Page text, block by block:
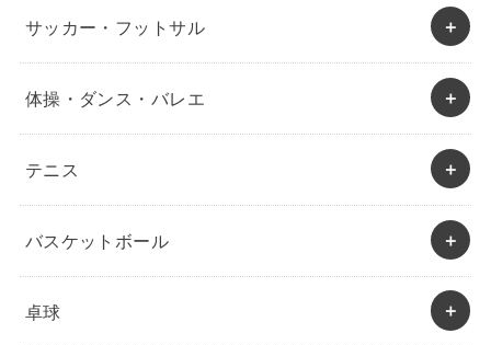
サッカー・フットサル
体操・ダンス・バレエ
テニス
バスケットボール
卓球